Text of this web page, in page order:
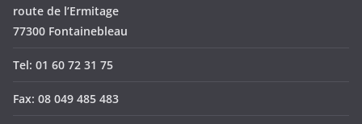
route de l’Ermitage
77300 Fontainebleau
Tel: 01 60 72 31 75
Fax: 08 049 485 483